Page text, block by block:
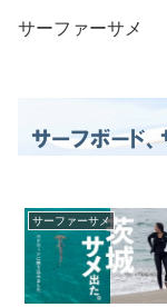
サーファーサメ
サーファーサメ